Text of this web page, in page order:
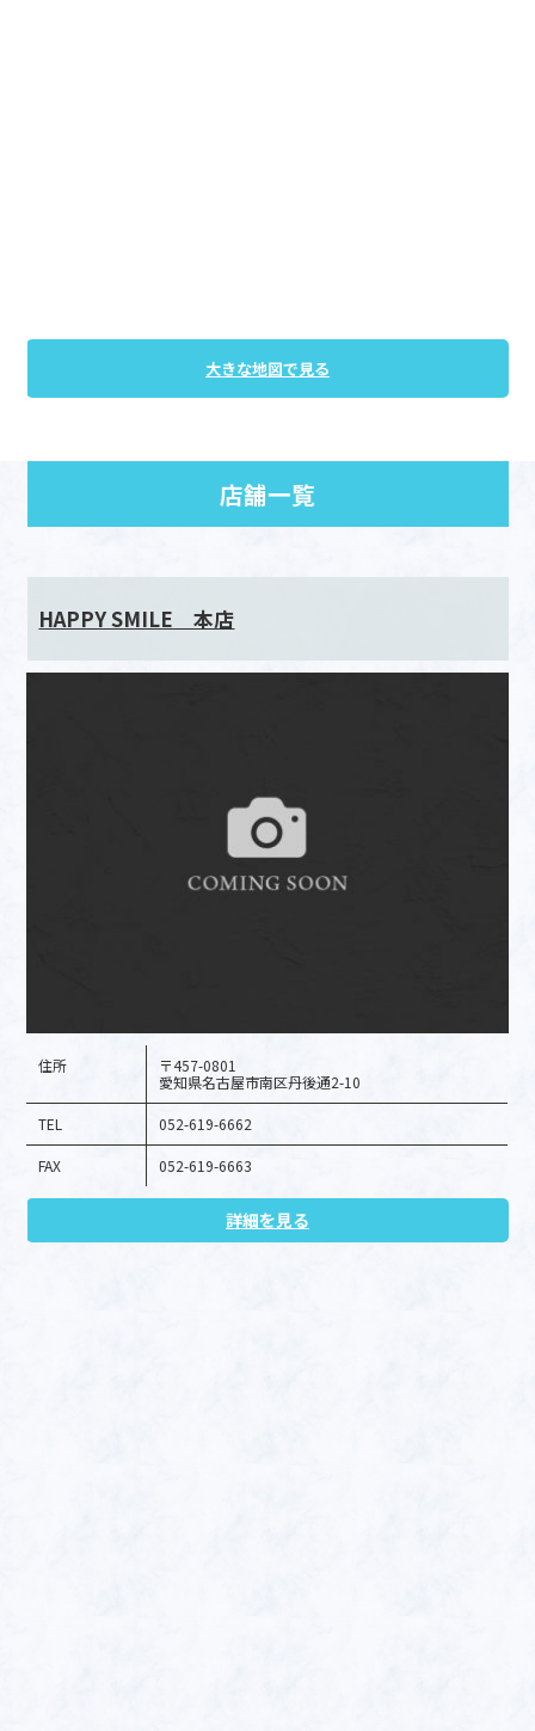
大きな地図で見る
店舗一覧
HAPPY SMILE 本店
住所
〒457-0801
愛知県名古屋市南区丹後通2-10
TEL 052-619-6662
FAX 052-619-6663
詳細を見る